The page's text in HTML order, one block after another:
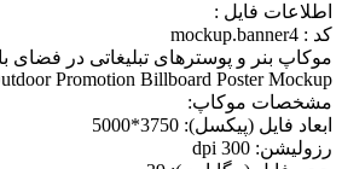
اطلاعات فايل :
کد : mockup.banner4
موکاپ بنر و پوسترهای تبلیغاتی در فضای
Promotion Billboard Poster Mockup
مشخصات موکاپ:
ابعاد فايل (پيکسل): 3750*5000
رزوليشن: 300 dpi